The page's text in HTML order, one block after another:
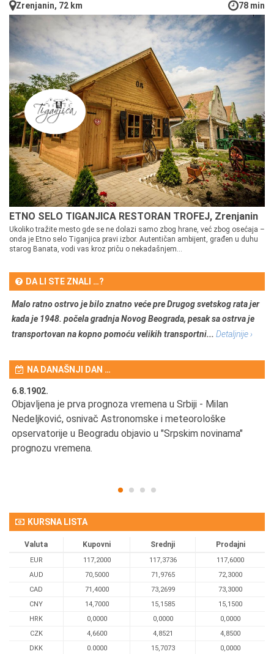
Zrenjanin, 72 km 78 min
ETNO SELO TIGANJICA RESTORAN TROFEJ, Zrenjanin
Ukoliko tražite mesto gde se ne dolazi samo zbog hrane, već zbog osećaja –
onda je Etno selo Tiganjica pravi izbor. Autentičan ambijent, građen u duhu
starog Banata, vodi vas kroz priču o nekadašnjem...
DA LI STE ZNALI …?
Malo ratno ostrvo je bilo znatno veće pre Drugog svetskog rata jer
kada je 1948. počela gradnja Novog Beograda, pesak sa ostrva je
transportovan na kopno pomoću velikih transportni... Detaljnije ›
NA DANAŠNJI DAN …
6.8.1902.
Objavljena je prva prognoza vremena u Srbiji - Milan
Nedeljković, osnivač Astronomske i meteorološke
opservatorije u Beogradu objavio u "Srpskim novinama"
prognozu vremena.
KURSNA LISTA
Valuta Kupovni Srednji Prodajni
EUR 117,2000 117,3736
117,6000
AUD
70,5000 71,9765
72,3000
CAD
71,4000 73,2699
73,3000
CNY
14,7000 15,1585
15,1500
HRK
0,0000 0,0000
0,0000
CZK
4,6600 4,8521
4,8500
DKK
0.0000 15,7073 0,0000